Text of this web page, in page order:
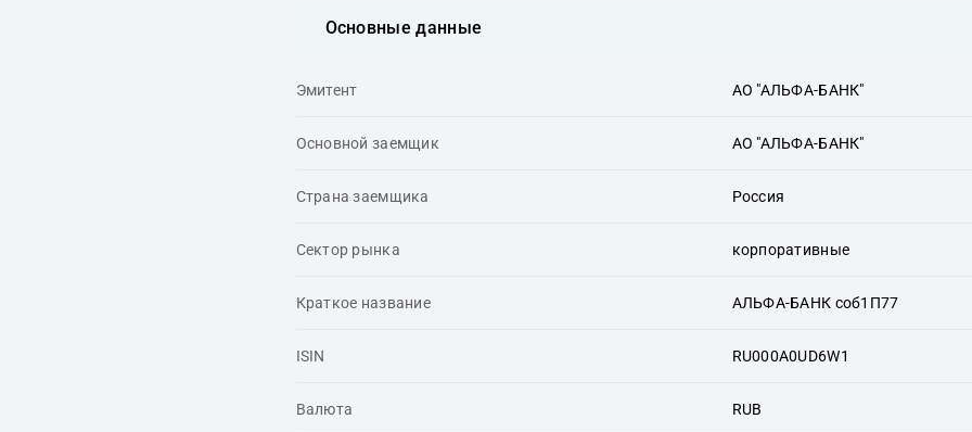
Основные данные
Эмитент АО "АЛЬФА-БАНК"
Основной заемщик АО "АЛЬФА-БАНК"
Страна заемщика Россия
Сектор рынка корпоративные
Краткое название АЛЬФА-БАНК соб1П77
ISIN RU000A0UD6W1
Валюта RUB